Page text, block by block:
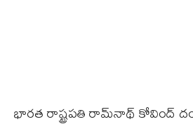
భారత రాష్ట్రపతి రామ్‌నాథ్‌ కోవింద్‌